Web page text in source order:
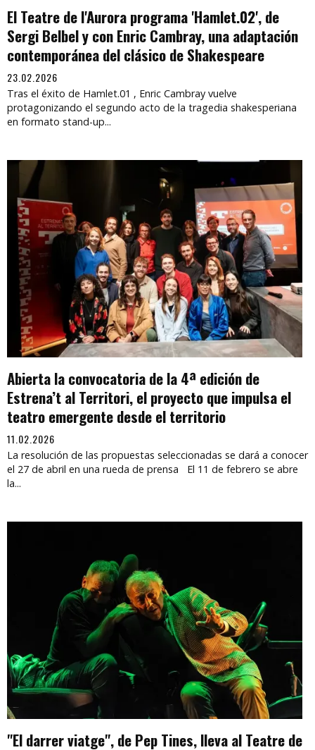
El Teatre de l'Aurora programa 'Hamlet.02', de
Sergi Belbel y con Enric Cambray, una adaptación
contemporánea del clásico de Shakespeare
23.02.2026
Tras el éxito de Hamlet.01 , Enric Cambray vuelve
protagonizando el segundo acto de la tragedia shakesperiana
en formato stand-up...
Abierta la convocatoria de la 4ª edición de
Estrena’t al Territori, el proyecto que impulsa el
teatro emergente desde el territorio
11.02.2026
La resolución de las propuestas seleccionadas se dará a conocer
el 27 de abril en una rueda de prensa El 11 de febrero se abre
la...
"El darrer viatge", de Pep Tines, lleva al Teatre de